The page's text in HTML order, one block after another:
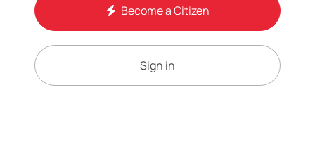
Become a Citizen
Sign in